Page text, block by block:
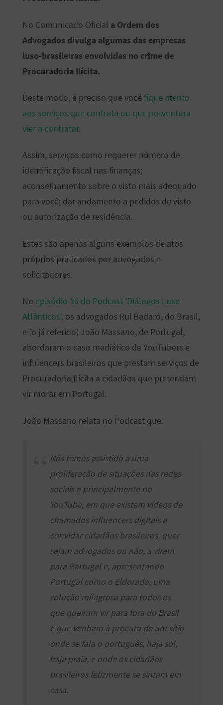
No Comunicado Oficial a Ordem dos
Advogados divulga algumas das empresas
luso-brasileiras envolvidas no crime de
Procuradoria Ilícita.
Deste modo, é preciso que você fique atento
aos serviços que contrata ou que porventura
vier a contratar.
Assim, serviços como requerer número de
identificação fiscal nas finanças;
aconselhamento sobre o visto mais adequado
para você; dar andamento a pedidos de visto
ou autorização de residência.
Estes são apenas alguns exemplos de atos
próprios praticados por advogados e
solicitadores.
No episódio 16 do Podcast ‘Diálogos Luso-
Atlânticos’,os advogados Rui Badaró, do Brasil,
e (o já referido) João Massano, de Portugal,
abordaram o caso mediático de YouTubers e
influencers brasileiros que prestam serviços de
Procuradoria Ilícita a cidadãos que pretendam
vir morar em Portugal.
João Massano relata no Podcast que:
Nós temos assistido a uma
proliferação de situações nas redes
sociais e principalmente no
YouTube, em que existem vídeos de
chamados influencers digitais a
convidar cidadãos brasileiros, quer
sejam advogados ou não, a virem
para Portugal e, apresentando
Portugal como o Eldorado, uma
solução milagrosa para todos os
que queiram vir para fora do Brasil
e que venham à procura de um sítio
onde se fala o português, haja sol,
haja praia, e onde os cidadãos
brasileiros felizmente se sintam em
casa.